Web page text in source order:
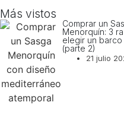
Más vistos
Comprar un
Menorquín: 3
elegir un
(parte 2)
21 julio